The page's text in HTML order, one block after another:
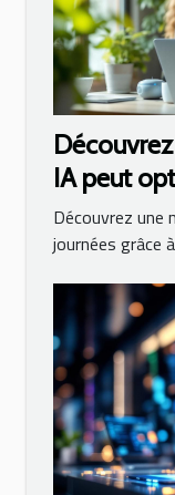
IA peut
Découvrez une
journées grâce